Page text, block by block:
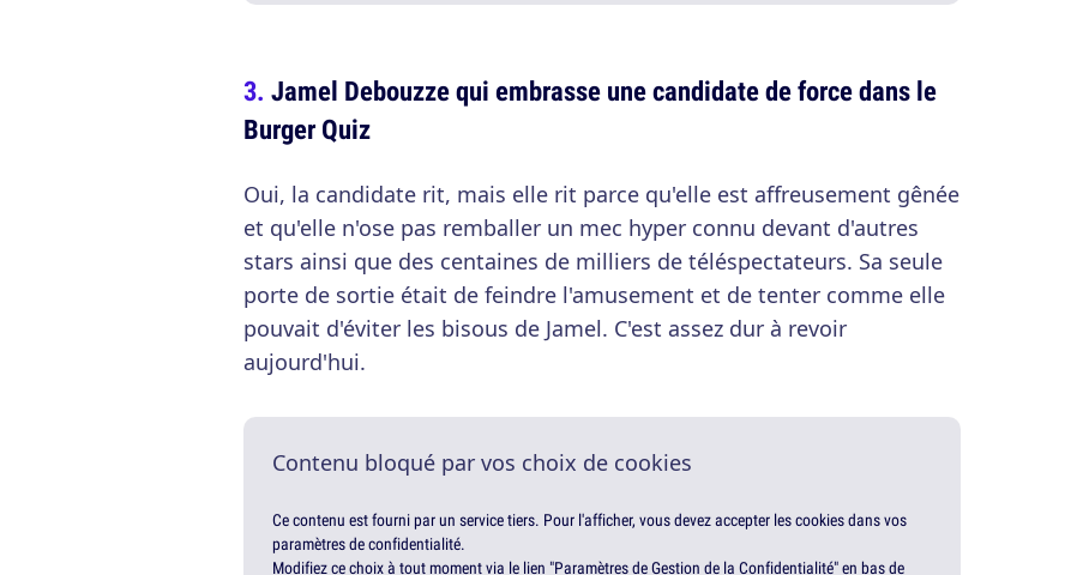
Jamel Debouzze qui embrasse une candidate de force dans le
Burger Quiz
Oui, la candidate rit, mais elle rit parce qu'elle est affreusement gênée
et qu'elle n'ose pas remballer un mec hyper connu devant d'autres
stars ainsi que des centaines de milliers de téléspectateurs. Sa seule
porte de sortie était de feindre l'amusement et de tenter comme elle
pouvait d'éviter les bisous de Jamel. C'est assez dur à revoir
aujourd'hui.
Contenu bloqué par vos choix de cookies
Ce contenu est fourni par un service tiers. Pour l'afficher, vous devez accepter les cookies dans vos
paramètres de confidentialité.
Modifiez ce choix à tout moment via le lien "Paramètres de Gestion de la Confidentialité" en bas de